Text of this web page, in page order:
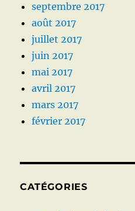
septembre 2017
août 2017
juillet 2017
juin 2017
mai 2017
avril 2017
mars 2017
février 2017
CATÉGORIES